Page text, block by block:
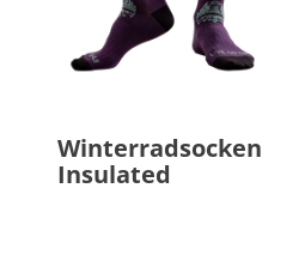
Winterradsocken
Insulated